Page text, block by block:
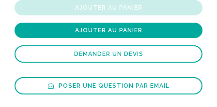
AJOUTER AU PANIER
AJOUTER AU PANIER
DEMANDER UN DEVIS
POSER UNE QUESTION PAR EMAIL